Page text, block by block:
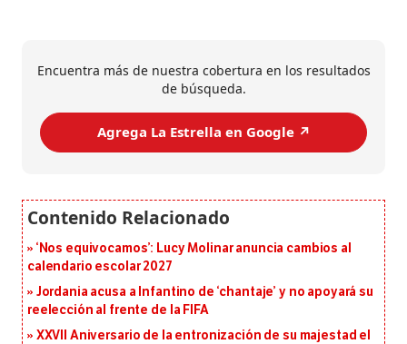
Encuentra más de nuestra cobertura en los resultados
de búsqueda.
Agrega La Estrella en Google ↗️
‘Nos equivocamos’: Lucy Molinar anuncia cambios al
calendario escolar 2027
Jordania acusa a Infantino de ‘chantaje’ y no apoyará su
reelección al frente de la FIFA
XXVII Aniversario de la entronización de su majestad el